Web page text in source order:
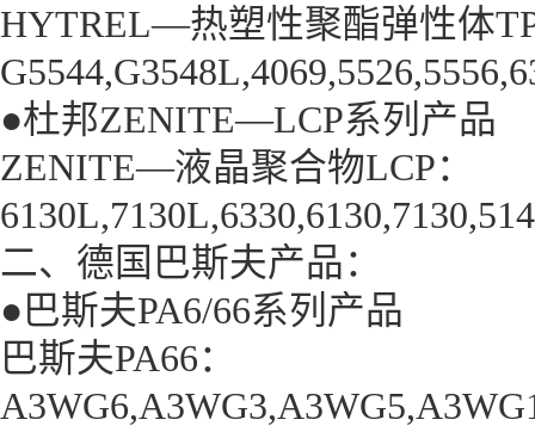
HYTREL—热塑性聚酯弹性体
●杜邦ZENITE—LCP系列产品
ZENITE—液晶聚合物LCP：
二、德国巴斯夫产品：
●巴斯夫PA6/66系列产品
巴斯夫PA66：